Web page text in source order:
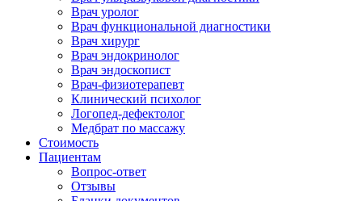
Врач уролог
Врач функциональной диагностики
Врач хирург
Врач эндокринолог
Врач эндоскопист
Врач-физиотерапевт
Клинический психолог
Логопед-дефектолог
Медбрат по массажу
Стоимость
Пациентам
Вопрос-ответ
Отзывы